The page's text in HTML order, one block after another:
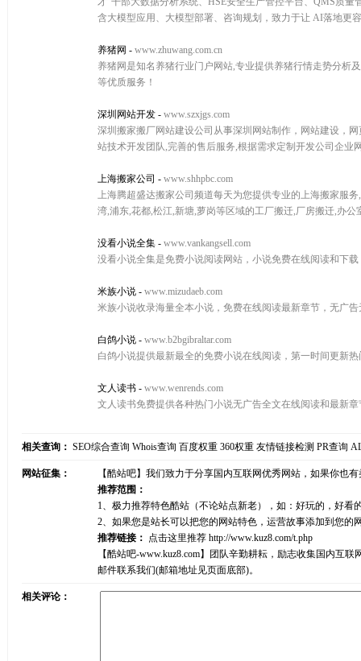
含大模型应用、大模型部署、咨询规划，致力于让 AI落地更
养猪网 - www.zhuwang.com.cn
养猪网是知名养猪行业门户网站,专业提供养猪行情走势分析
等优质服务！
深圳网站开发 - www.szxjgs.com
深圳搬家搬厂网站建设公司从事深圳网站制作，网站建设，
站技术开发团队,完善的售后服务,根据需求定制开发公司企业
上海搬家公司 - www.shhpbc.com
上海腾超盛达搬家公司频道每天为您提供专业的上海搬家服
湾,浦东,花都,松江,新塘,萝岗等区域的工厂搬迁,厂房搬迁,办
没看小说全集 - www.vankangsell.com
没看小说全集是免费小说阅读网站，小说免费在线阅读和下
米族小说 - www.mizudaeb.com
米族小说收录海量全本小说，免费在线阅读最新章节，无广
白鸽小说 - www.b2bgibraltar.com
白鸽小说提供最新最全的免费小说在线阅读，第一时间更新
文人读书 - www.wenrends.com
文人读书免费提供各种热门小说无广告全文在线阅读和最新
相关查询： SEO综合查询 Whois查询 百度权重 360权重 友情链接检测 PR查询
网站征集：
【酷站吧】我们致力于分享国内互联网优秀网站，如果你也
推荐范围：
1、极力推荐特色酷站（不论站点新老），如：好玩的，好
2、如果您是站长可以把您的网站特色，运营故事添加到您
推荐链接： 点击这里推荐 http://www.kuz8.com/t.php
【酷站吧-www.kuz8.com】团队辛勤耕耘，励志收集国内互
邮件联系我们(邮箱地址见页面底部)。
相关评论：